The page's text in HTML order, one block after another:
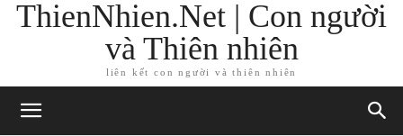
ThienNhien.Net | Con người
và Thiên nhiên
liên kết con người và thiên nhiên